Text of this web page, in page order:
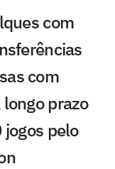
com
com
prazo
pelo